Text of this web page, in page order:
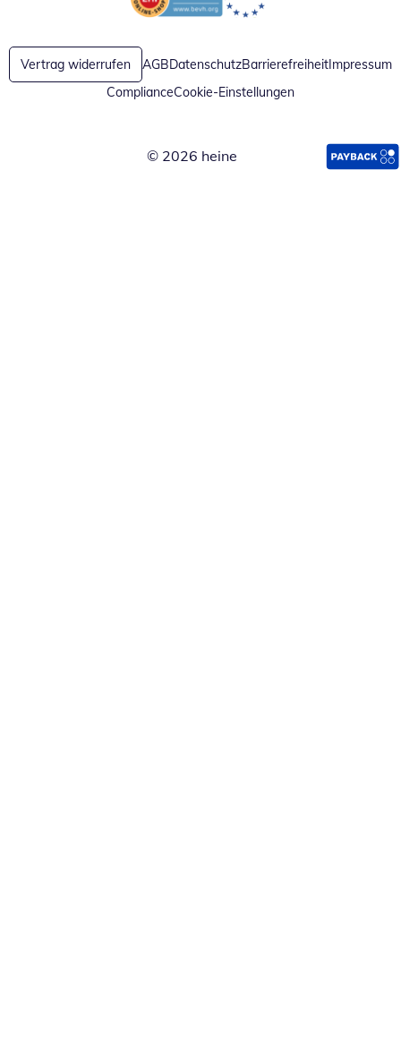
Öffnet in neuem FensterÖffnet in neuem Fenster
Vertrag widerrufen AGBDatenschutzBarrierefreiheitImpressum
ComplianceCookie-Einstellungen
© 2026 heine